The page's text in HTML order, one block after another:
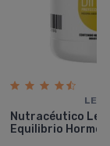
Nutracéutico
Equilibrio